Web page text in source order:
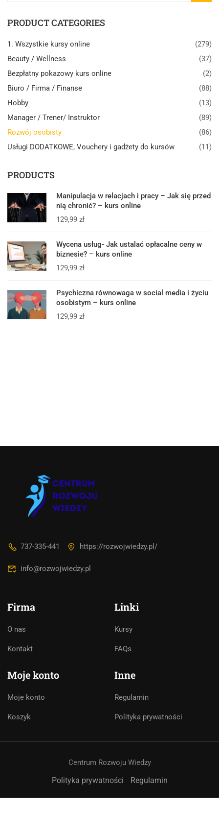
PRODUCT CATEGORIES
1. Wszystkie kursy online
(279)
Beauty / Wellness
(37)
Bezpłatny pokazowy kurs online
(2)
Biuro / Firma / Finanse
(88)
Hobby
(13)
Manager / Trener/ Instruktor
(89)
Rozwój osobisty
(86)
Usługi DODATKOWE, Vouchery i gadżety do kursów
(11)
PRODUCTS
Manipulacja w relacjach i pracy – Jak się przed
nią chronić? – kurs online
129,99 zł
Wycena usług- Jak ustalać opłacalne ceny w
biznesie? – kurs online
129,99 zł
Psychiczna równowaga w social media i życiu
osobistym – kurs online
129,99 zł
737-335-441 https://rozwojwiedzy.pl/
info@rozwojwiedzy.pl
Firma
O nas
Kontakt
Linki
Kursy
FAQs
Moje konto
Moje konto
Koszyk
Inne
Regulamin
Polityka prywatności
Centrum Rozwoju Wiedzy
Polityka prywatności Regulamin
asystentem AI. Jak mogę Ci pomóc?